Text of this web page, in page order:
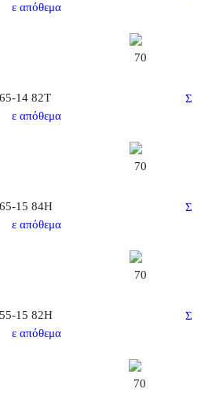
ε απόθεμα
70
14 82T
Σ
ε απόθεμα
70
15 84H
Σ
ε απόθεμα
70
15 82H
Σ
ε απόθεμα
70